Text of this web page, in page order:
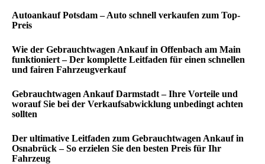
Autoankauf Potsdam – Auto schnell verkaufen zum Top-
Preis
Wie der Gebrauchtwagen Ankauf in Offenbach am Main
funktioniert – Der komplette Leitfaden für einen schnellen
und fairen Fahrzeugverkauf
Gebrauchtwagen Ankauf Darmstadt – Ihre Vorteile und
worauf Sie bei der Verkaufsabwicklung unbedingt achten
sollten
Der ultimative Leitfaden zum Gebrauchtwagen Ankauf in
Osnabrück – So erzielen Sie den besten Preis für Ihr
Fahrzeug